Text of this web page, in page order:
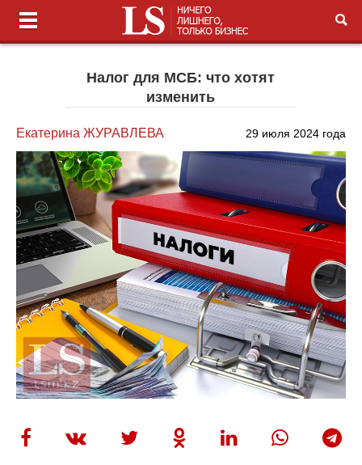
Налог для МСБ: что хотят
изменить
Екатерина ЖУРАВЛЕВА 29 июля 2024 года